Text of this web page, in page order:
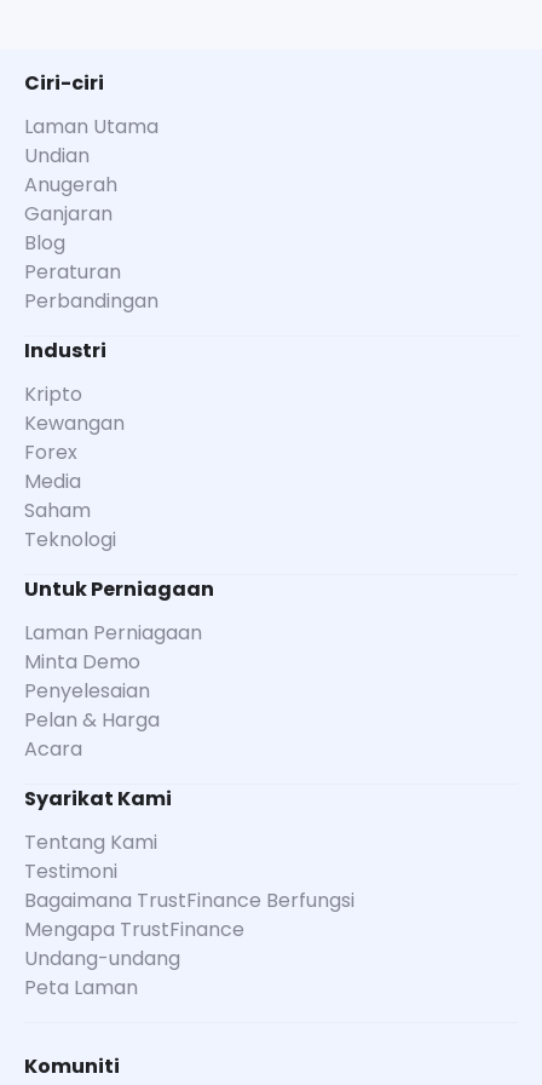
Ciri-ciri
Laman Utama
Undian
Anugerah
Ganjaran
Blog
Peraturan
Perbandingan
Industri
Kripto
Kewangan
Forex
Media
Saham
Teknologi
Untuk Perniagaan
Laman Perniagaan
Minta Demo
Penyelesaian
Pelan & Harga
Acara
Syarikat Kami
Tentang Kami
Testimoni
Bagaimana TrustFinance Berfungsi
Mengapa TrustFinance
Undang-undang
Peta Laman
Komuniti